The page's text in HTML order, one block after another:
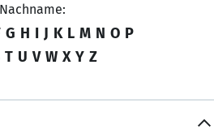
Nachname:
G H I J K L M N O P
T U V W X Y Z